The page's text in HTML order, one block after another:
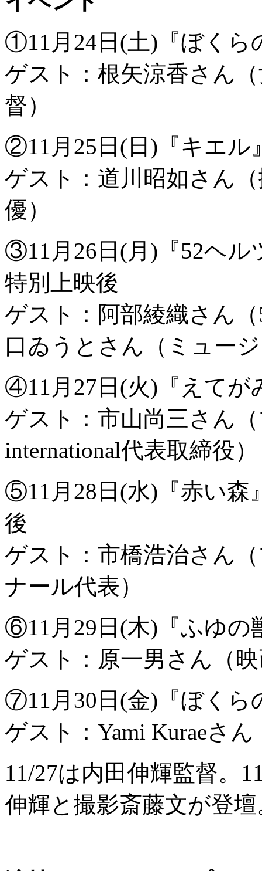
①11月24日(土)『ぼくら
ゲスト：根矢涼香さん
督）
②11月25日(日)『キエル
ゲスト：道川昭如さん
優）
③11月26日(月)『52ヘル
特別上映後
ゲスト：阿部綾織さん
口ゐうとさん（ミュー
④11月27日(火)『えてが
ゲスト：市山尚三さん
international代表取締役）
⑤11月28日(水)『赤い森
後
ゲスト：市橋浩治さん
ナール代表）
⑥11月29日(木)『ふゆの
ゲスト：原一男さん（
⑦11月30日(金)『ぼくら
ゲスト：Yami Kuraeさ
11/27は内田伸輝監督。
伸輝と撮影斎藤文が登壇